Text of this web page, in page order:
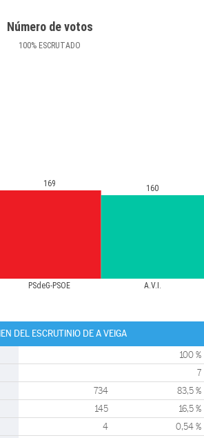
Número de votos
100% ESCRUTADO
PSdeG-PSOE A.V.I.
169 160
DEL ESCRUTINIO DE A VEIGA
100 %
7
734 83,5 %
145 16,5 %
4 0,54 %